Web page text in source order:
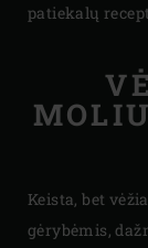
patiekalų
Keista, bet
gėrybėmis,